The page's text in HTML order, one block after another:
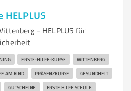
HELPLUS
- HELPLUS für
ERSTE-HILFE-KURSE WITTENBERG
AM KIND PRÄSENZKURSE GESUNDHEIT
GUTSCHEINE ERSTE HILFE SCHULE